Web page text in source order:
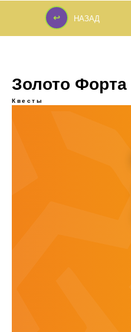
↩
НАЗАД
↩
Золото Форта
Квесты